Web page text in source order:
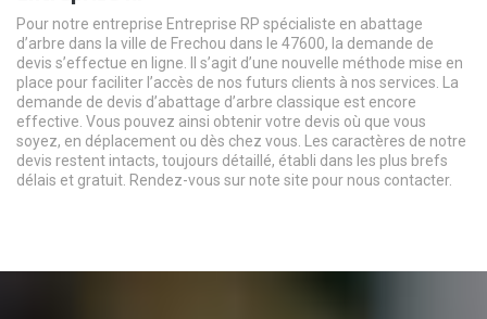
Pour notre entreprise Entreprise RP spécialiste en abattage
d’arbre dans la ville de Frechou dans le 47600, la demande de
devis s’effectue en ligne. Il s’agit d’une nouvelle méthode mise en
place pour faciliter l’accès de nos futurs clients à nos services. La
demande de devis d’abattage d’arbre classique est encore
effective. Vous pouvez ainsi obtenir votre devis où que vous
soyez, en déplacement ou dès chez vous. Les caractères de notre
devis restent intacts, toujours détaillé, établi dans les plus brefs
délais et gratuit. Rendez-vous sur note site pour nous contacter.